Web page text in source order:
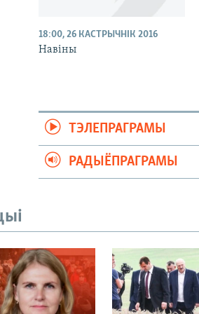
18:00, 26 КАСТРЫЧНІК 2016
Навіны
ТЭЛЕПРАГРАМЫ
РАДЫЁПРАГРАМЫ